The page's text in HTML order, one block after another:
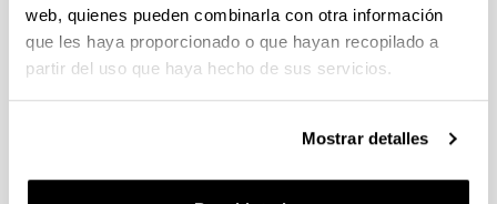
web, quienes pueden combinarla con otra información
que les haya proporcionado o que hayan recopilado a
partir del uso que haya hecho de sus servicios.
Mostrar detalles
CONVOCATORIA PROYECTOS DE COLABORACIÓN
PÚBLICO-PRIVADA 2023
Plazo de presentación cerrado: 30/01/2024 - 20/02/2024
2024 a las 14:00. Hasta el 12 de febrero de 2024: Para